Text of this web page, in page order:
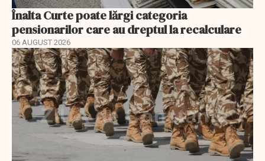
Înalta Curte poate lărgi categoria
pensionarilor care au dreptul la recalculare
06 AUGUST 2026